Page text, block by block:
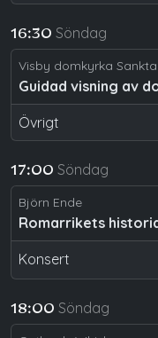
16:30 Söndag
Visby domkyrka
Guidad visning av
Övrigt
17:00 Söndag
Björn Ende
Romarrikets
Konsert
18:00 Söndag